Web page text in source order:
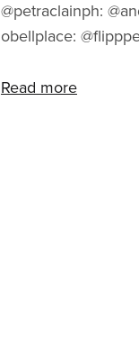
@petraclainph:
obellplace:
Read more